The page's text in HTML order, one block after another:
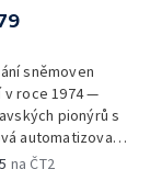
více než
kovorytce
prospěšné
rybářské
drobnější
"noční
a jiných
sněhem,
fotografie
tělocviku
harmoniku
na úpatí Krkonoš
poslední z
V
sněmoven
v roce 1974 —
pionýrů s
automatizovaná
— Na
na ČT2